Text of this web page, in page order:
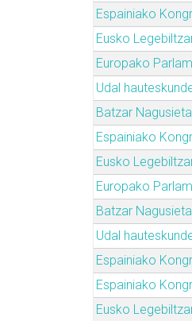
Espainiako
Eusko
Europako
Udal
Batzar
Espainiako
Eusko
Europako
Batzar
Udal
Espainiako
Espainiako
Eusko